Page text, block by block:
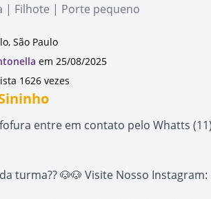
| Filhote | Porte pequeno
São Paulo
em 25/08/2025
1626 vezes
entre em contato pelo Whatts
turma?? 🐶🐶 Visite Nosso Instagram: